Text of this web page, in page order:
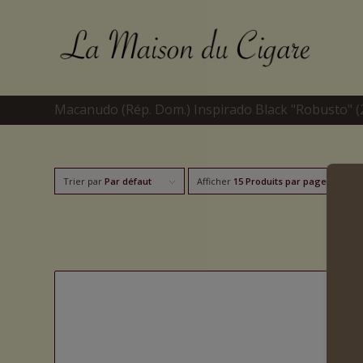
Macanudo (Rép. Dom.) Inspirado Black "Robusto"
Trier par Par défaut Afficher 15 Produits par page